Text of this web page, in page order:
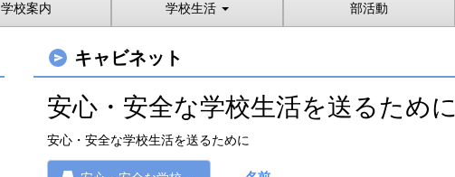
学校案内 学校生活 部活動
キャビネット
安心・安全な学校生活を送るために
安心・安全な学校生活を送るために